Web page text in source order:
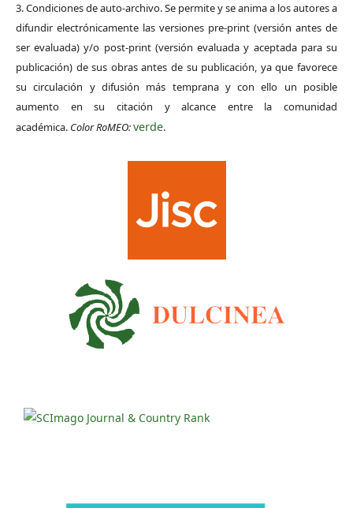
3. Condiciones de auto-archivo. Se permite y se anima a los autores a
difundir electrónicamente las versiones pre-print (versión antes de
ser evaluada) y/o post-print (versión evaluada y aceptada para su
publicación) de sus obras antes de su publicación, ya que favorece
su circulación y difusión más temprana y con ello un posible
aumento en su citación y alcance entre la comunidad
académica. Color RoMEO:verde.